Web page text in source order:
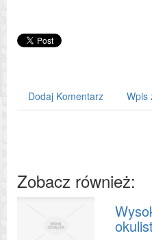
Dodaj Komentarz Wpis
Zobacz również: